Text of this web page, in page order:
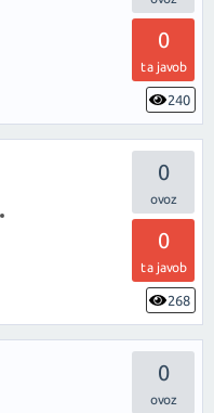
0
ta javob
240
0
0
ta javob
268
0